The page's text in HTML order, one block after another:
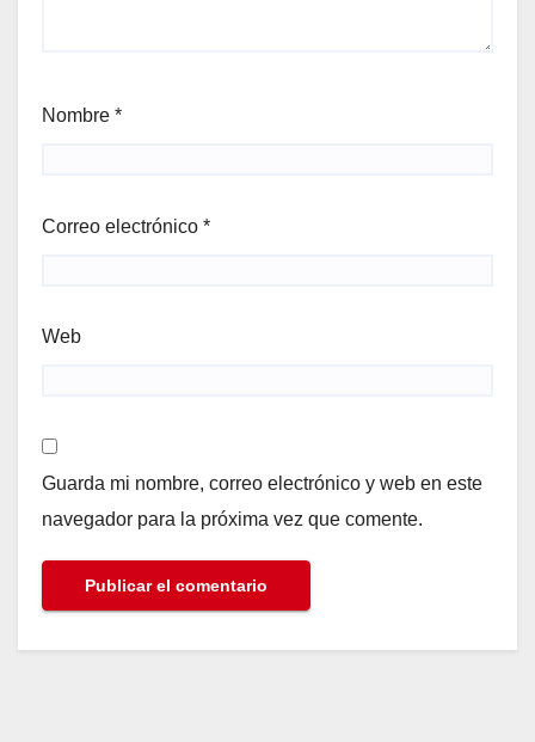
Nombre *
Correo electrónico *
Web
Guarda mi nombre, correo electrónico y web en este
navegador para la próxima vez que comente.